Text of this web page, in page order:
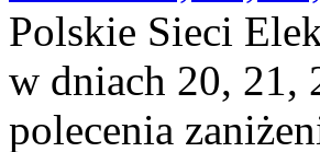
Polskie Sieci
w dniach 20, 21,
polecenia